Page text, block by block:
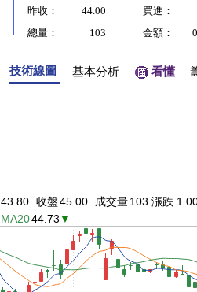
昨收：
44.00
買進：
總量：
103 金額：
技術線圖 基本分析 看懂
43.80 收盤45.00 成交量103 漲跌
MA2044.73 ▼